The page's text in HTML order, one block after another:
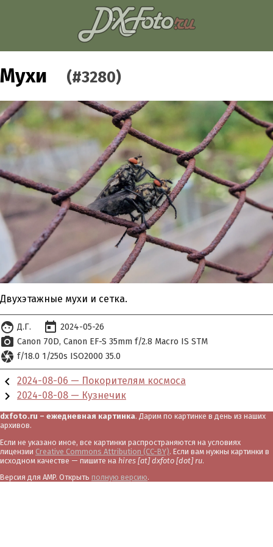
Мухи (#3280)
Двухэтажные мухи и сетка.
face Д.Г. today 2024-05-26
photo_camera Canon 70D Canon EF-S 35mm f/2.8 Macro IS STM
camera f/18.0 1/250s ISO2000 35.0
chevron_left 2024-08-06 — Покорителям космоса
chevron_right 2024-08-08 — Кузнечик
dxfoto.ru – ежедневная картинка. Дарим по картинке в день из наших
архивов.
Если не указано иное, все картинки распространяются на условиях
лицензии Creative Commons Attribution (CC-BY). Если вам нужны картинки в
исходном качестве — пишите на hires [at] dxfoto [dot] ru.
Версия для AMP. Открыть полную версию.